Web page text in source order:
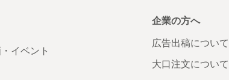
イベント
企業の方へ
広告出稿について
大口注文について